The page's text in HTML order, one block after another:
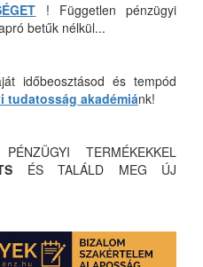
! Független pénzügyi
betűk nélkül...
időbeosztásod és tempód
tudatosság akadémiánk!
TERMÉKEKKEL
ÉS TALÁLD MEG ÚJ